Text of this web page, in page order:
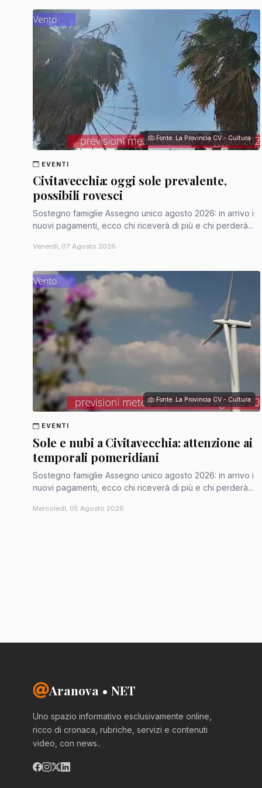
Fonte: La Provincia CV - Cultura
EVENTI
Civitavecchia: oggi sole prevalente,
possibili rovesci
Sostegno famiglie Assegno unico agosto 2026: in arrivo i
nuovi pagamenti, ecco chi riceverà di più e chi perderà...
Venerdì, 07 Agosto 2026
Fonte: La Provincia CV - Cultura
EVENTI
Sole e nubi a Civitavecchia: attenzione ai
temporali pomeridiani
Sostegno famiglie Assegno unico agosto 2026: in arrivo i
nuovi pagamenti, ecco chi riceverà di più e chi perderà...
Mercoledì, 05 Agosto 2026
Aranova • NET
Uno spazio informativo esclusivamente online,
ricco di cronaca, rubriche, servizi e contenuti
video, con news..